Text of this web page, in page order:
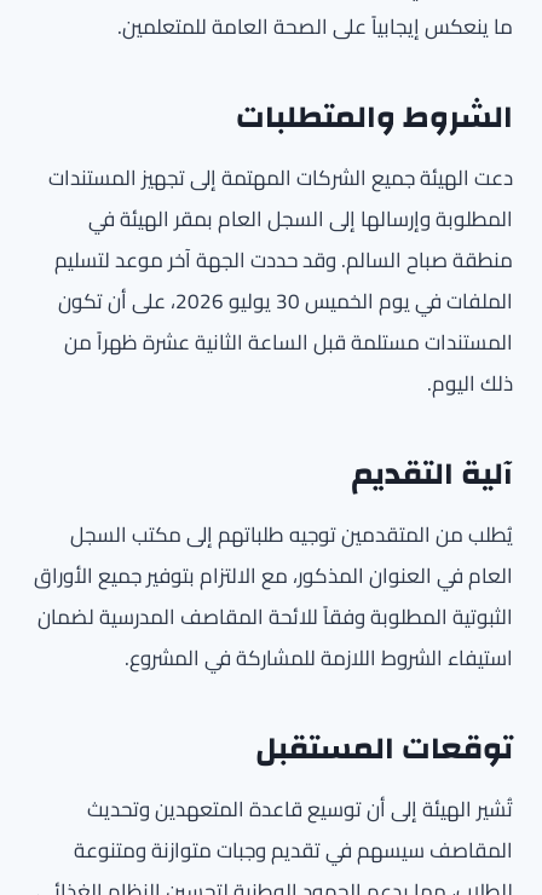
ما ينعكس إيجابياً على الصحة العامة للمتعلمين.
الشروط والمتطلبات
دعت الهيئة جميع الشركات المهتمة إلى تجهيز المستندات
المطلوبة وإرسالها إلى السجل العام بمقر الهيئة في
منطقة صباح السالم. وقد حددت الجهة آخر موعد لتسليم
الملفات في يوم الخميس 30 يوليو 2026، على أن تكون
المستندات مستلمة قبل الساعة الثانية عشرة ظهراً من
ذلك اليوم.
آلية التقديم
يُطلب من المتقدمين توجيه طلباتهم إلى مكتب السجل
العام في العنوان المذكور، مع الالتزام بتوفير جميع الأوراق
الثبوتية المطلوبة وفقاً للائحة المقاصف المدرسية لضمان
استيفاء الشروط اللازمة للمشاركة في المشروع.
توقعات المستقبل
تُشير الهيئة إلى أن توسيع قاعدة المتعهدين وتحديث
المقاصف سيسهم في تقديم وجبات متوازنة ومتنوعة